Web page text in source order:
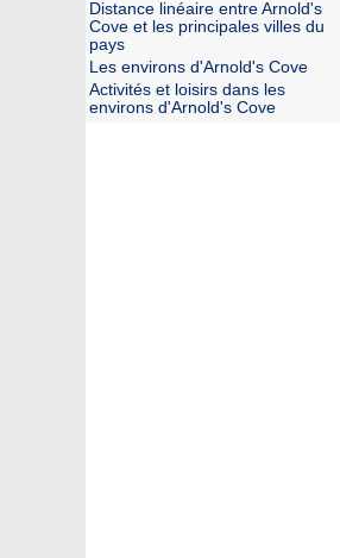
Distance linéaire entre Arnold's
Cove et les principales villes du
pays
Les environs d'Arnold's Cove
Activités et loisirs dans les
environs d'Arnold's Cove